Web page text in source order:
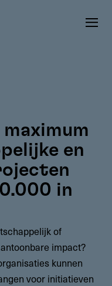
en
in
of
impact?
kunnen
voor initiatieven